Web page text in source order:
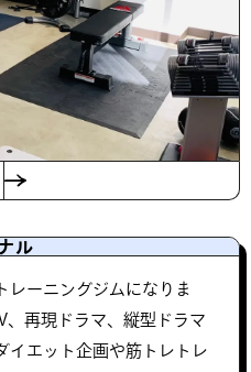
ル
レーニングジムになりま
、再現ドラマ、縦型ドラマ
イエット企画や筋トレトレ